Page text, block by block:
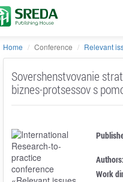
Home Conference Relevant
Sovershenstvovanie
biznes-protsessov s
Authors:
Work